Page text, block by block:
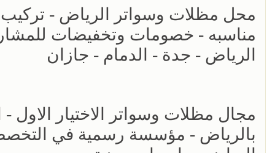
مناسبه - خصومات وتخفيضات
الرياض - جدة - الدمام - جازان
مجال مظلات وسواتر الاختيار الاول
بالرياض - مؤسسة رسمية في